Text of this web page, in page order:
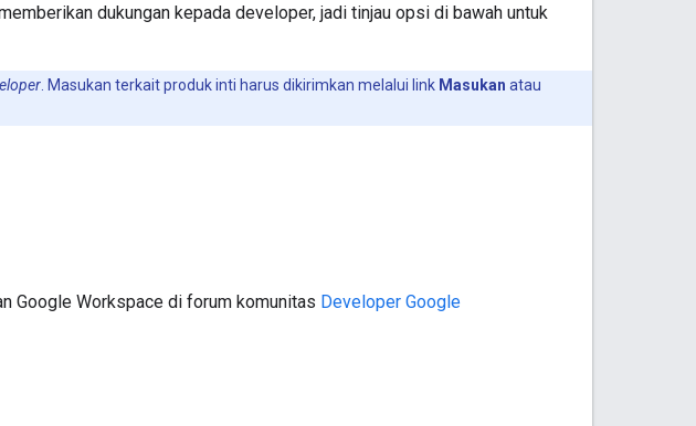
dukungan kepada developer, jadi tinjau opsi di bawah untuk
. Masukan terkait produk inti harus dikirimkan melalui link Masukan atau
Google Workspace di forum komunitas Developer Google